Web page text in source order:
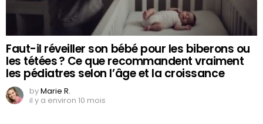
Faut-il réveiller son bébé pour les biberons ou
les tétées ? Ce que recommandent vraiment
les pédiatres selon l’âge et la croissance
byMarie R.
il y a environ 10 mois